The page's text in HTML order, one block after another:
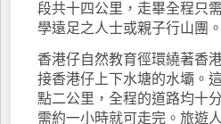
段共十四公里，走畢全程只
學遠足之人士或親子行山團。
香港仔自然教育徑環繞著香
接香港仔上下水塘的水壩。
點二公里，全程的道路均十
需約一小時就可走完。旅遊